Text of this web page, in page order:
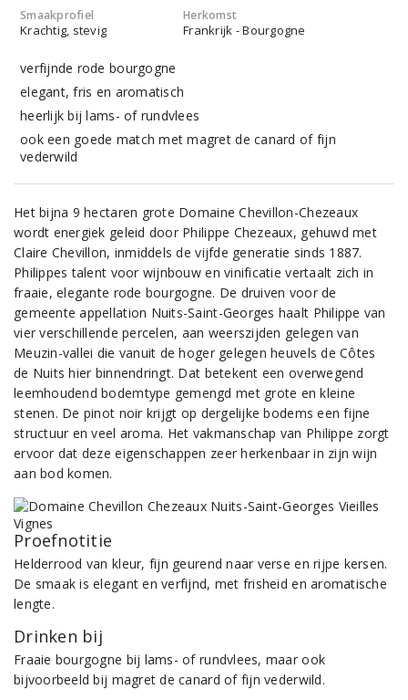
Smaakprofiel
Krachtig, stevig
Herkomst
Frankrijk - Bourgogne
verfijnde rode bourgogne
elegant, fris en aromatisch
heerlijk bij lams- of rundvlees
ook een goede match met magret de canard of fijn
vederwild
Het bijna 9 hectaren grote Domaine Chevillon-Chezeaux
wordt energiek geleid door Philippe Chezeaux, gehuwd met
Claire Chevillon, inmiddels de vijfde generatie sinds 1887.
Philippes talent voor wijnbouw en vinificatie vertaalt zich in
fraaie, elegante rode bourgogne. De druiven voor de
gemeente appellation Nuits-Saint-Georges haalt Philippe van
vier verschillende percelen, aan weerszijden gelegen van
Meuzin-vallei die vanuit de hoger gelegen heuvels de Côtes
de Nuits hier binnendringt. Dat betekent een overwegend
leemhoudend bodemtype gemengd met grote en kleine
stenen. De pinot noir krijgt op dergelijke bodems een fijne
structuur en veel aroma. Het vakmanschap van Philippe zorgt
ervoor dat deze eigenschappen zeer herkenbaar in zijn wijn
aan bod komen.
Proefnotitie
Helderrood van kleur, fijn geurend naar verse en rijpe kersen.
De smaak is elegant en verfijnd, met frisheid en aromatische
lengte.
Drinken bij
Fraaie bourgogne bij lams- of rundvlees, maar ook
bijvoorbeeld bij magret de canard of fijn vederwild.